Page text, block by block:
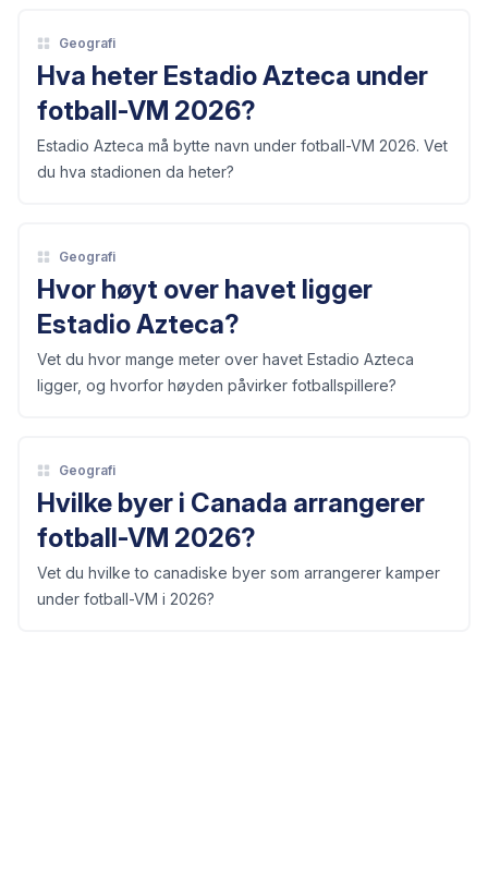
Geografi
Hva heter Estadio Azteca under
fotball-VM 2026?
Estadio Azteca må bytte navn under fotball-VM 2026. Vet
du hva stadionen da heter?
Geografi
Hvor høyt over havet ligger
Estadio Azteca?
Vet du hvor mange meter over havet Estadio Azteca
ligger, og hvorfor høyden påvirker fotballspillere?
Geografi
Hvilke byer i Canada arrangerer
fotball-VM 2026?
Vet du hvilke to canadiske byer som arrangerer kamper
under fotball-VM i 2026?